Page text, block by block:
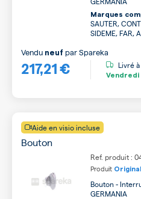
Marques
SAUTER,
SIDEME, FAR,
217,21 €
Vendu neuf parSpareka
Livré
Vendredi
Aide en visio incluse
Bouton
Ref. produit :
Produit Original
Bouton -
GERMANIA